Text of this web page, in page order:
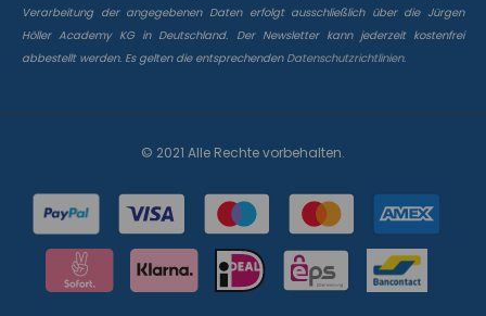
Verarbeitung der angegebenen Daten erfolgt ausschließlich über die Jürgen
Höller Academy KG in Deutschland. Der Newsletter kann jederzeit kostenfrei
abbestellt werden. Es gelten die entsprechenden Datenschutzrichtlinien.
© 2021 Alle Rechte vorbehalten.